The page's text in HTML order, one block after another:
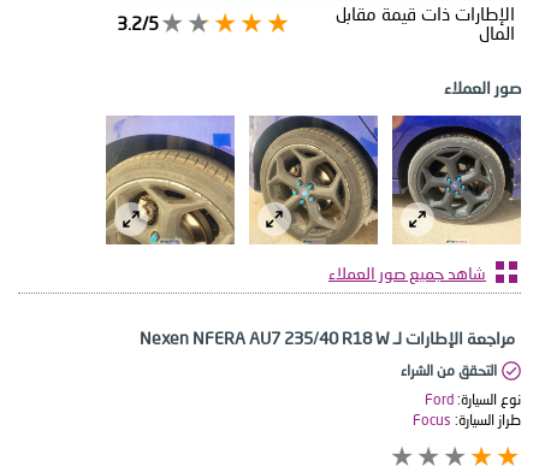
الإطارات ذات قيمة مقابل
المال
3.2/5
صور العملاء
شاهد جميع صور العملاء
مراجعة الإطارات لـ Nexen NFERA AU7 235/40 R18 W
التحقق من الشراء
نوع السيارة: Ford
طراز السيارة: Focus